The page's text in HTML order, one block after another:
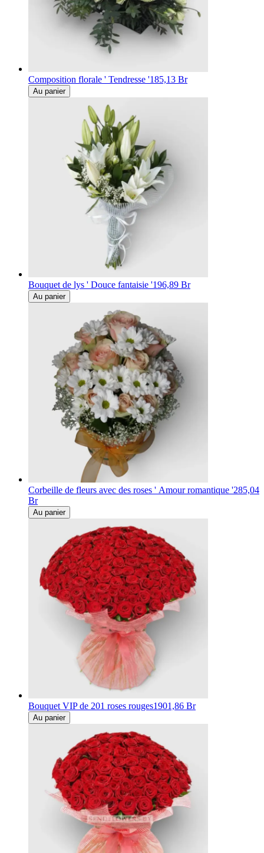
Composition florale ' Tendresse '185,13 Br
Au panier
Bouquet de lys ' Douce fantaisie '196,89 Br
Au panier
Corbeille de fleurs avec des roses ' Amour romantique '285,04
Br
Au panier
Bouquet VIP de 201 roses rouges1901,86 Br
Au panier